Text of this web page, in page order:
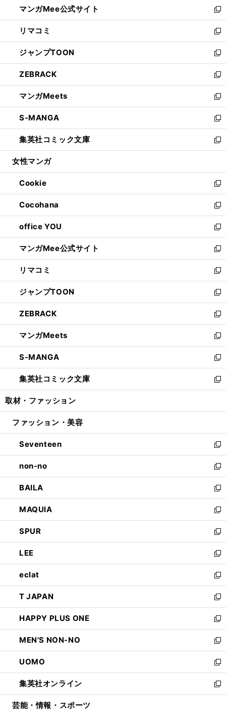
く
ド
ウ
で
開
く
ィ
ン
ド
ウ
で
開
く
い
ウ
ィ
ン
ド
ウ
で
開
く
マンガMee公式サイト
新
し
い
ウ
ィ
ン
ド
ウ
で
開
く
リマコミ
新
し
い
ウ
ィ
ン
ド
ウ
で
開
く
ジャンプTOON
新
し
い
ウ
ィ
ン
ド
ウ
で
開
ZEBRACK
新
し
い
ウ
ィ
ン
ド
ウ
開
く
マンガMeets
新
し
い
ウ
ィ
ン
ウ
で
開
く
S-MANGA
新
し
い
ウ
ン
ド
ウ
で
開
く
集英社コミック文庫
新
し
ウ
ィ
ン
ド
ウ
で
開
く
女性マンガ
Cookie
新
し
い
ウ
ィ
ン
ド
ウ
で
開
く
Cocohana
新
し
い
ウ
ィ
ン
ド
ウ
で
開
く
office YOU
新
し
い
ウ
ィ
ン
ド
ウ
で
開
く
マンガMee公式サイト
新
し
い
ウ
ィ
ン
ド
ウ
で
開
く
リマコミ
新
し
い
ウ
ィ
ン
ド
ウ
で
開
く
ジャンプTOON
新
し
い
ウ
ィ
ン
ド
ウ
で
開
ZEBRACK
新
し
い
ウ
ィ
ン
ド
ウ
開
マンガMeets
新
し
い
ウ
ィ
ン
ウ
開
く
S-MANGA
新
し
い
ウ
ン
ウ
で
開
く
集英社コミック文庫
新
し
ウ
ン
ド
ウ
で
開
く
取材・ファッション
ファッション・美容
Seventeen
新
し
い
ウ
ィ
ン
ド
ウ
で
開
く
non-no
新
し
い
ウ
ィ
ン
ド
ウ
で
開
く
BAILA
新
し
い
ウ
ィ
ン
ド
ウ
で
開
く
MAQUIA
新
し
い
ウ
ィ
ン
ド
ウ
で
開
く
SPUR
新
し
い
ウ
ィ
ン
ド
ウ
で
開
く
LEE
新
し
い
ウ
ィ
ン
ド
ウ
で
開
く
eclat
新
し
い
ウ
ィ
ン
ド
ウ
で
開
く
T JAPAN
新
し
い
ウ
ィ
ン
ド
ウ
で
開
HAPPY PLUS ONE
新
し
い
ウ
ィ
ン
ド
ウ
MEN'S NON-NO
新
し
い
ウ
ィ
ン
UOMO
新
し
い
ウ
集英社オンライン
新
し
芸能・情報・スポーツ